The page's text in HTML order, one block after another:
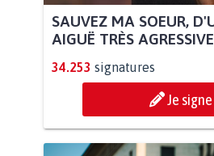
SAUVEZ MA SOEUR,
AIGUË TRÈS
34.253 signatures
Je signe